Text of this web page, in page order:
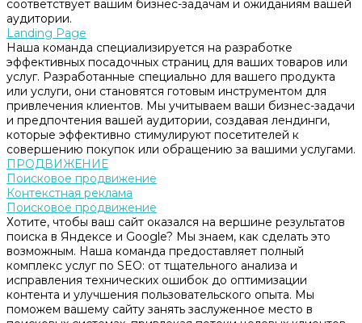
соответствует вашим бизнес-задачам и ожиданиям вашей
аудитории.
Landing Page
Наша команда специализируется на разработке
эффективных посадочных страниц для ваших товаров или
услуг. Разработанные специально для вашего продукта
или услуги, они становятся готовым инструментом для
привлечения клиентов. Мы учитываем ваши бизнес-задачи
и предпочтения вашей аудитории, создавая лендинги,
которые эффективно стимулируют посетителей к
совершению покупок или обращению за вашими услугами.
ПРОДВИЖЕНИЕ
Поисковое продвижение
Контекстная реклама
Поисковое продвижение
Хотите, чтобы ваш сайт оказался на вершине результатов
поиска в Яндексе и Google? Мы знаем, как сделать это
возможным. Наша команда предоставляет полный
комплекс услуг по SEO: от тщательного анализа и
исправления технических ошибок до оптимизации
контента и улучшения пользовательского опыта. Мы
поможем вашему сайту занять заслуженное место в